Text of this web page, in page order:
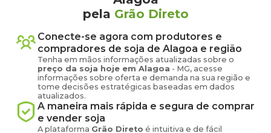
pela Grão Direto
Conecte-se agora com produtores e
compradores de soja de Alagoa e região
Tenha em mãos informações atualizadas sobre o
preço da soja hoje em Alagoa - MG, acesse
informações sobre oferta e demanda na sua região e
tome decisões estratégicas baseadas em dados
atualizados.
A maneira mais rápida e segura de comprar
e vender soja
A plataforma Grão Direto é intuitiva e de fácil